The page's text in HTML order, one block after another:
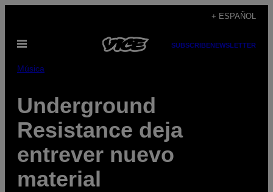
contenido
+ ESPAÑOL
Abrir
SUBSCRIBENEWSLETTER
Música
Underground
Resistance deja
entrever nuevo
material